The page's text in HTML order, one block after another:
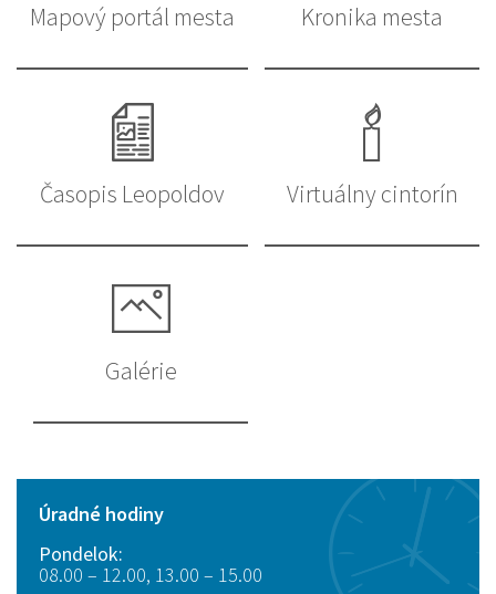
Mapový portál mesta Kronika mesta
Časopis Leopoldov Virtuálny cintorín
Galérie
Úradné hodiny
Pondelok:
08.00 – 12.00, 13.00 – 15.00